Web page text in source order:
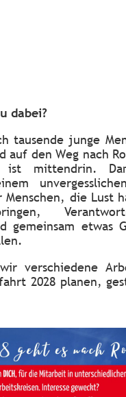
dabei?
tausende junge
auf den Weg nach
ist mittendrin.
die Lust
gemeinsam etwas
verschiedene
2028 planen,